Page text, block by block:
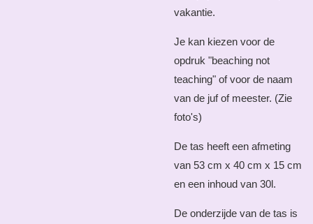
vakantie.
Je kan kiezen voor de
opdruk "beaching not
teaching" of voor de naam
van de juf of meester. (Zie
foto's)
De tas heeft een afmeting
van 53 cm x 40 cm x 15 cm
en een inhoud van 30l.
De onderzijde van de tas is